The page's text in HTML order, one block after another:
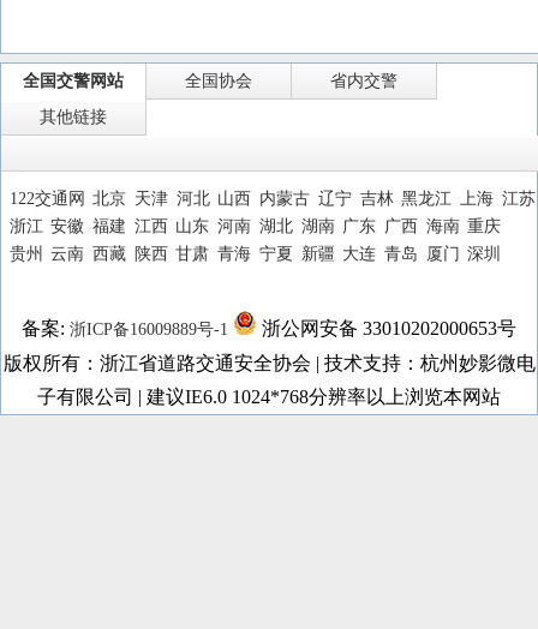
全国交警网站 全国协会
省内交警
其他链接
122交通网 北京 天津 河北 山西 内蒙古 辽宁 吉林 黑龙江 上海 江苏
浙江 安徽 福建 江西 山东 河南 湖北 湖南 广东 广西 海南 重庆
贵州
云南 西藏 陕西 甘肃 青海 宁夏 新疆 大连 青岛 厦门 深圳
备案: 浙ICP备16009889号-1
浙公网安备 33010202000653号
版权所有：浙江省道路交通安全协会 | 技术支持：杭州妙影微电
子有限公司 | 建议IE6.0 1024*768分辨率以上浏览本网站